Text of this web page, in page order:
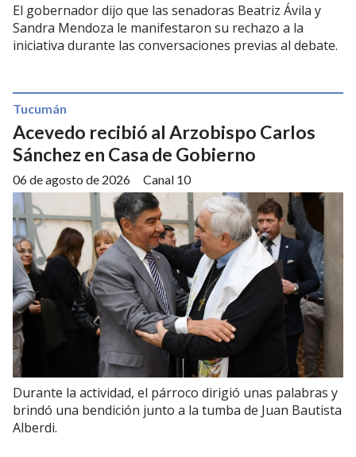
El gobernador dijo que las senadoras Beatriz Ávila y
Sandra Mendoza le manifestaron su rechazo a la
iniciativa durante las conversaciones previas al debate.
Acevedo recibió al Arzobispo Carlos
Sánchez en Casa de Gobierno
Canal 10
Tucumán
06 de agosto de 2026
Durante la actividad, el párroco dirigió unas palabras y
brindó una bendición junto a la tumba de Juan Bautista
Alberdi.